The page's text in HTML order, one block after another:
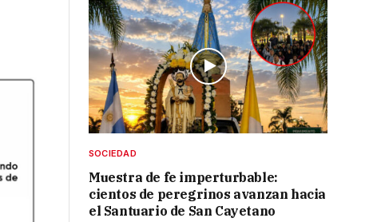
SOCIEDAD
Muestra de fe imperturbable:
cientos de peregrinos avanzan hacia
el Santuario de San Cayetano